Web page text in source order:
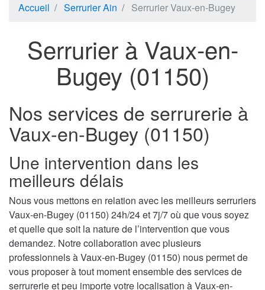
Accueil Serrurier Ain Serrurier Vaux-en-Bugey
Serrurier à Vaux-en-
Bugey (01150)
Nos services de serrurerie à
Vaux-en-Bugey (01150)
Une intervention dans les
meilleurs délais
Nous vous mettons en relation avec les meilleurs serruriers
Vaux-en-Bugey (01150) 24h/24 et 7j/7 où que vous soyez
et quelle que soit la nature de l’intervention que vous
demandez. Notre collaboration avec plusieurs
professionnels à Vaux-en-Bugey (01150) nous permet de
vous proposer à tout moment ensemble des services de
serrurerie et peu importe votre localisation à Vaux-en-